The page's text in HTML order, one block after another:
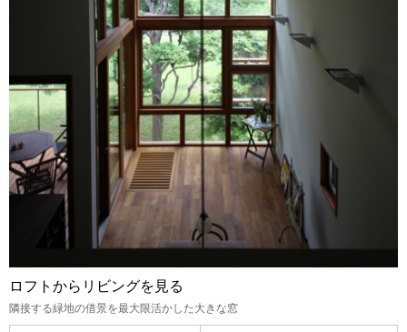
ロフトからリビングを見る
隣接する緑地の借景を最大限活かした大きな窓